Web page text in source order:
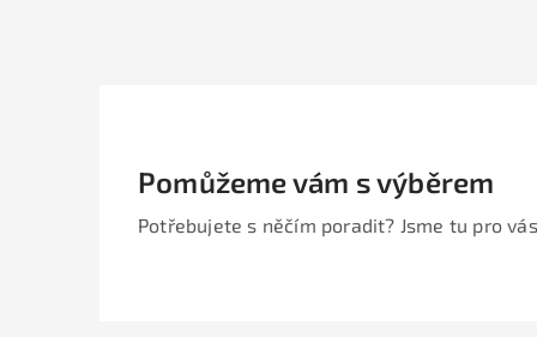
Pomůžeme vám s výběrem
Potřebujete s něčím poradit? Jsme tu pro